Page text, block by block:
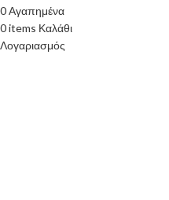
0Αγαπημένα
0items Καλάθι
Λογαριασμός